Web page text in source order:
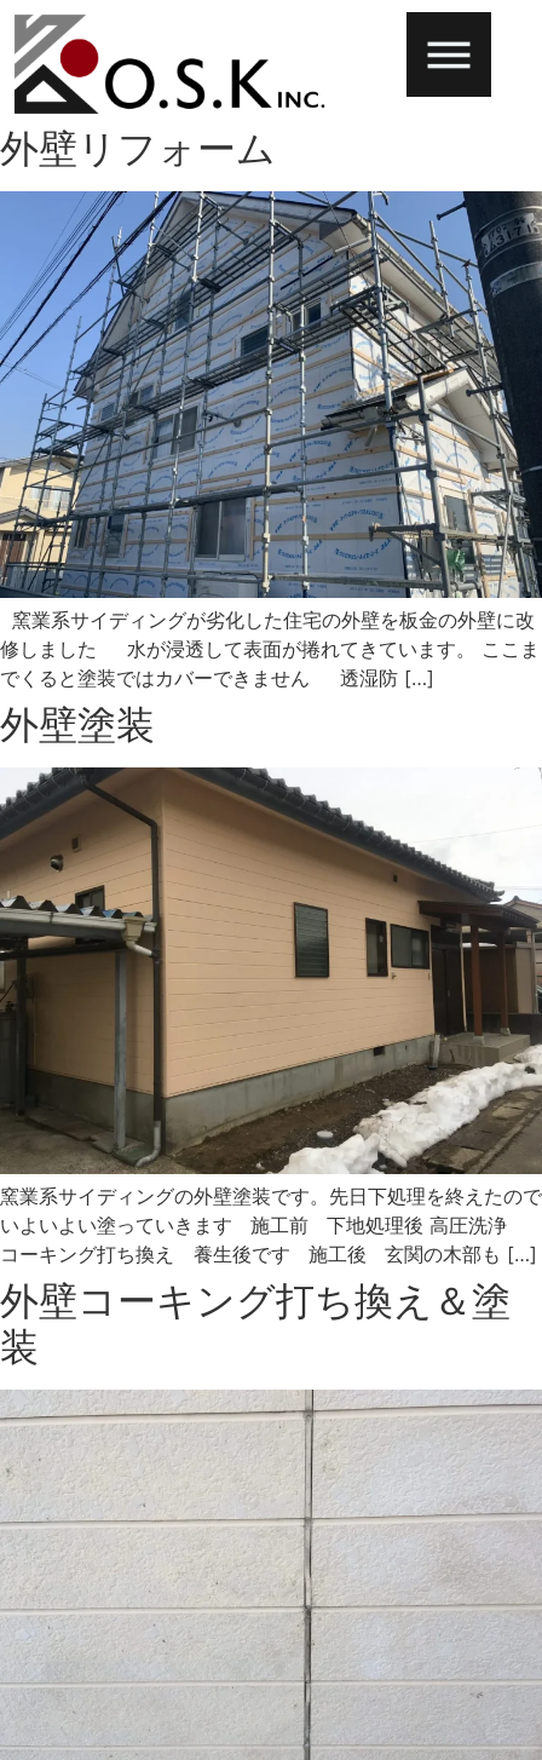
外壁リフォーム
窯業系サイディングが劣化した住宅の外壁を板金の外壁に改
修しました 水が浸透して表面が捲れてきています。 ここま
でくると塗装ではカバーできません 透湿防 […]
外壁塗装
窯業系サイディングの外壁塗装です。先日下処理を終えたので
いよいよい塗っていきます 施工前 下地処理後 高圧洗浄
コーキング打ち換え 養生後です 施工後 玄関の木部も […]
外壁コーキング打ち換え＆塗
装